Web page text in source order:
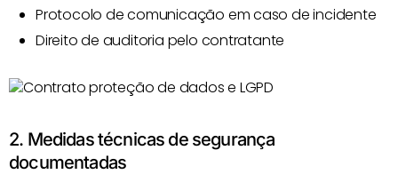
Protocolo de comunicação em caso de incidente
Direito de auditoria pelo contratante
2. Medidas técnicas de segurança
documentadas